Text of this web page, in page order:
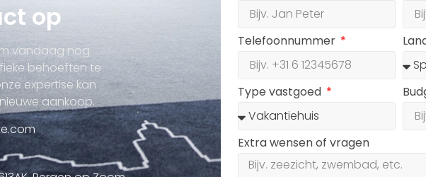
op
vandaag nog
behoeften te
expertise kan
aankoop.
Telefoonnummer
Type vastgoed
Extra wensen of vragen